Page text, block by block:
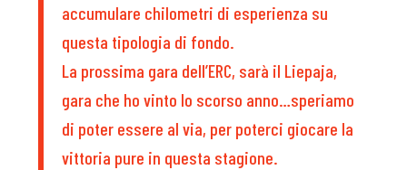
accumulare chilometri di esperienza su
questa tipologia di fondo.
La prossima gara dell’ERC, sarà il Liepaja,
gara che ho vinto lo scorso anno…speriamo
di poter essere al via, per poterci giocare la
vittoria pure in questa stagione.